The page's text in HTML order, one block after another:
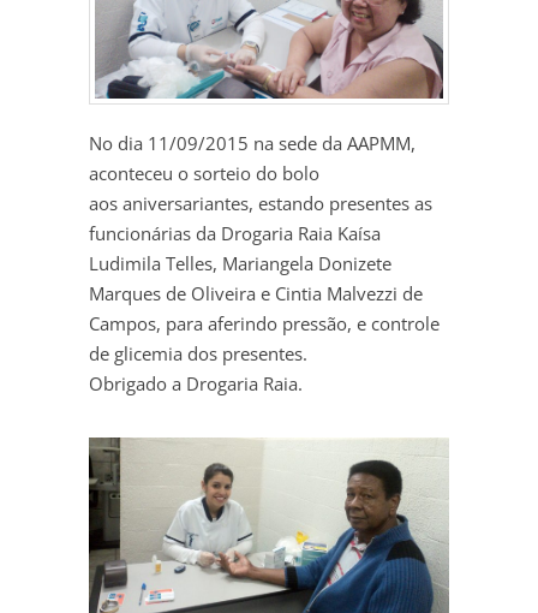
No dia 11/09/2015 na sede da AAPMM,
aconteceu o sorteio do bolo
aos aniversariantes, estando presentes as
funcionárias da Drogaria Raia Kaísa
Ludimila Telles, Mariangela Donizete
Marques de Oliveira e Cintia Malvezzi de
Campos, para aferindo pressão, e controle
de glicemia dos presentes.
Obrigado a Drogaria Raia.